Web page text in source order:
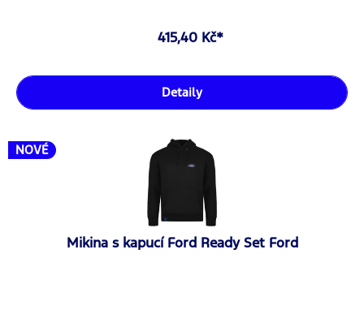
415,40 Kč*
Detaily
NOVÉ
Mikina s kapucí Ford Ready Set Ford